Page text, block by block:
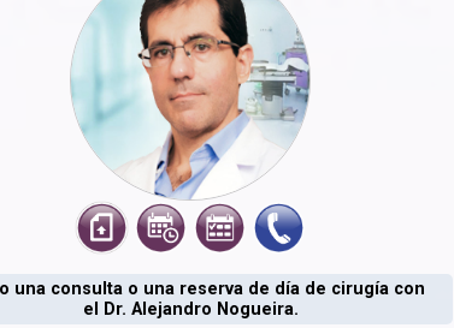
una consulta o una reserva de día de cirugía con
el Dr. Alejandro Nogueira.